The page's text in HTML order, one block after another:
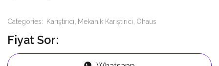
Categories: Karıştırıcı Mekanik Karıştırıcı Ohaus
Fiyat Sor: